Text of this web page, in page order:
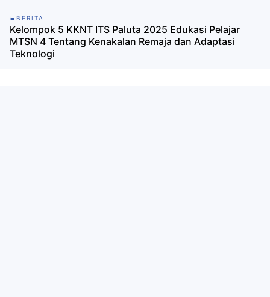
BERITA
Kelompok 5 KKNT ITS Paluta 2025 Edukasi Pelajar
MTSN 4 Tentang Kenakalan Remaja dan Adaptasi
Teknologi